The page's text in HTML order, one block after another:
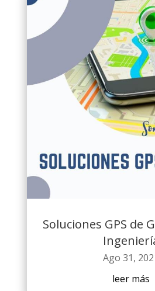
Soluciones GPS de
Ago 31,
leer más